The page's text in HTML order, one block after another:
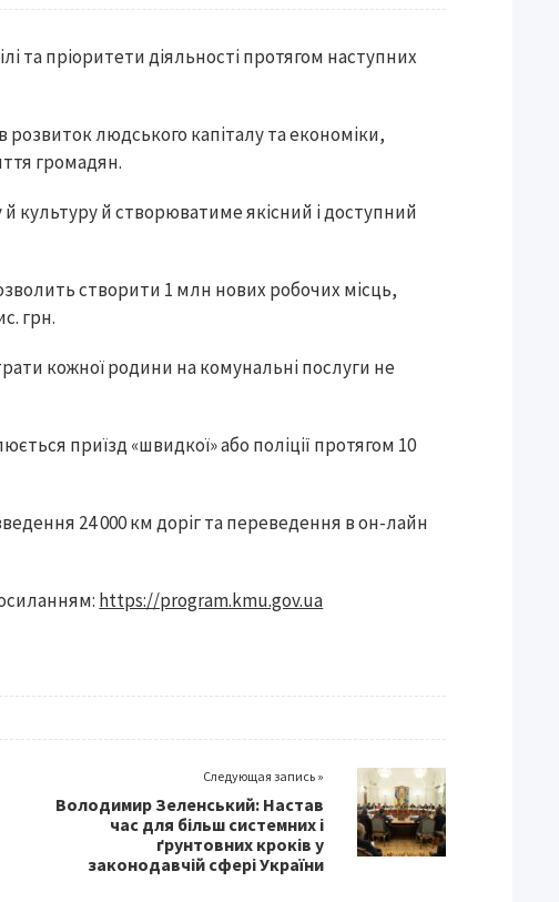
та пріоритети діяльності протягом наступних
людського капіталу та економіки,
громадян.
культуру й створюватиме якісний і доступний
створити 1 млн нових робочих місць,
грн.
кожної родини на комунальні послуги не
приїзд «швидкої» або поліції протягом 10
24 000 км доріг та переведення в он-лайн
https://program.kmu.gov.ua
Следующая запись »
Володимир Зеленський: Настав
час для більш системних і
ґрунтовних кроків у
законодавчій сфері України